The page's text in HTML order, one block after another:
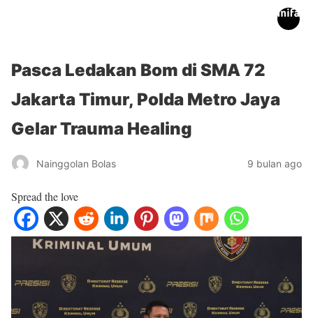
Pasca Ledakan Bom di SMA 72
Jakarta Timur, Polda Metro Jaya
Gelar Trauma Healing
Nainggolan Bolas 9 bulan ago
Spread the love